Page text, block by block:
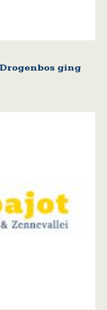
Drogenbos ging